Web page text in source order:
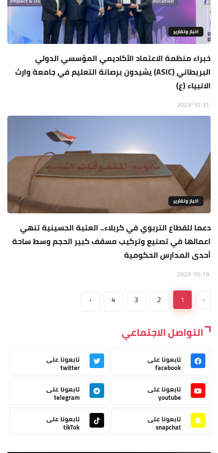
اخبار وتقارير
خبراء منظمة الاعتماد الأكاديمي المؤسسي الدولي
البريطاني (ASIC) يشيدون برصانة التعليم في جامعة وارث
الانبياء (ع)
اخبار وتقارير
دعما للقطاع التربوي في كربلاء.. العتبة الحسينية تنهي
اعمالها في تصنيع وتركيب مسقف كبير الحجم وسط ساحة
أحدى المدارس الحكومية
‹
1
2
3
4
›
التواصل الاجتماعي
تابعونا على
facebook
تابعونا على
twitter
تابعونا على
youtube
تابعونا على
telegram
تابعونا على
snapchat
تابعونا على
tikTok